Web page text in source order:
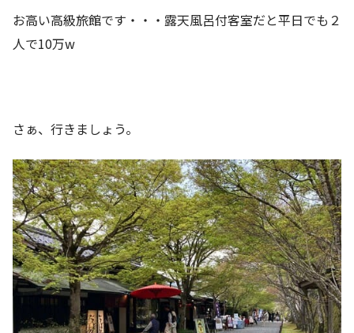
お高い高級旅館です・・・露天風呂付客室だと平日でも２
人で10万w
さぁ、行きましょう。